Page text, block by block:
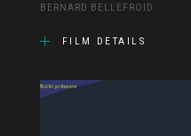
BERNARD BELLEFROID
FILM DETAILS